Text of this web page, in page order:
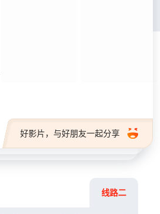
好影片，与好朋友一起分享
线路二